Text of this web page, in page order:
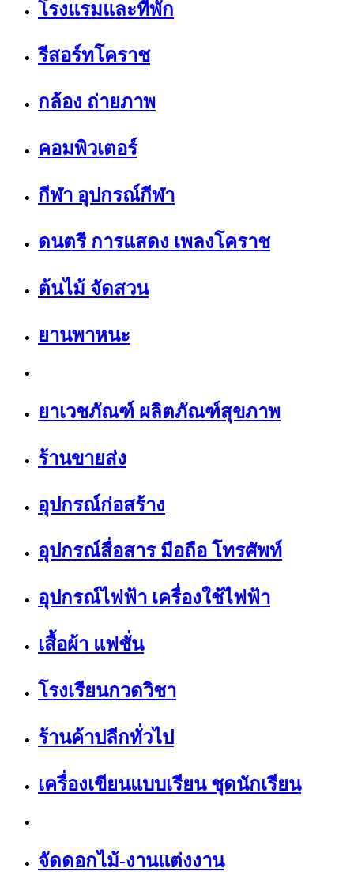
โรงแรมและที่พัก
รีสอร์ทโคราช
กล้อง ถ่ายภาพ
คอมพิวเตอร์
กีฬา อุปกรณ์กีฬา
ดนตรี การแสดง เพลงโคราช
ต้นไม้ จัดสวน
ยานพาหนะ
ยาเวชภัณฑ์ ผลิตภัณฑ์สุขภาพ
ร้านขายส่ง
อุปกรณ์ก่อสร้าง
อุปกรณ์สื่อสาร มือถือ โทรศัพท์
อุปกรณ์ไฟฟ้า เครื่องใช้ไฟฟ้า
เสื้อผ้า แฟชั่น
โรงเรียนกวดวิชา
ร้านค้าปลีกทั่วไป
เครื่องเขียนแบบเรียน ชุดนักเรียน
จัดดอกไม้-งานแต่งงาน